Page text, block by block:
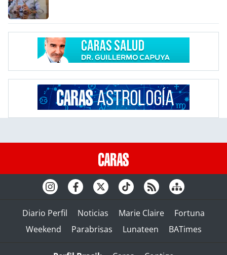
Diario Perfil Noticias Marie Claire
Fortuna
Weekend
Parabrisas Lunateen BATimes